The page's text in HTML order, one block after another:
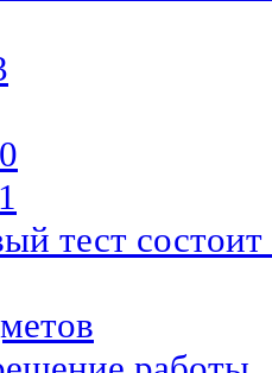
тест